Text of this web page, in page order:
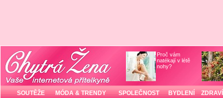
Proč vám
natékají v létě
nohy?
SOUTĚŽE MÓDA & TRENDY SPOLEČNOST BYDLENÍ ZDRAVÍ